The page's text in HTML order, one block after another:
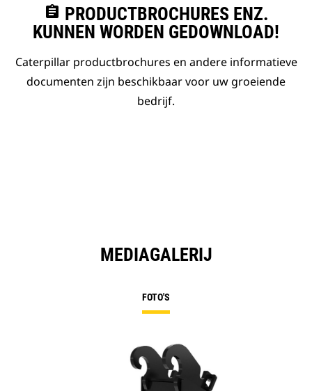
assignment PRODUCTBROCHURES ENZ.
KUNNEN WORDEN GEDOWNLOAD!
Caterpillar productbrochures en andere informatieve
documenten zijn beschikbaar voor uw groeiende
bedrijf.
MEDIAGALERIJ
FOTO'S